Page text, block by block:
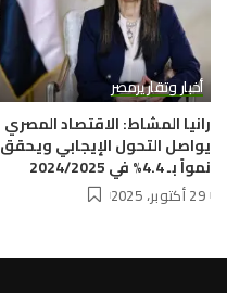
أخبار وتقاريرمصر
رانيا المشاط: الاقتصاد المصري
يواصل التحول الإيجابي ويحقق
نمواً بـ 4.4% في 2024/2025
29 أكتوبر، 2025